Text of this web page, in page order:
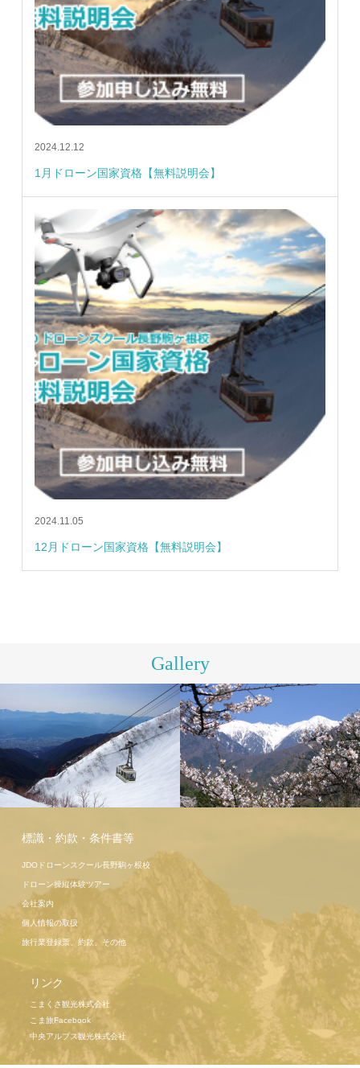
2024.12.12
1月ドローン国家資格【無料説明会】
2024.11.05
12月ドローン国家資格【無料説明会】
Gallery
駒ヶ岳ロー
標識・約款・条件書等
JDOドローンスクール長野駒ヶ根校
ドローン操縦体験ツアー
会社案内
個人情報の取扱
旅行業登録票、約款、その他
リンク
こまくさ観光株式会社
こま旅Facebook
中央アルプス観光株式会社